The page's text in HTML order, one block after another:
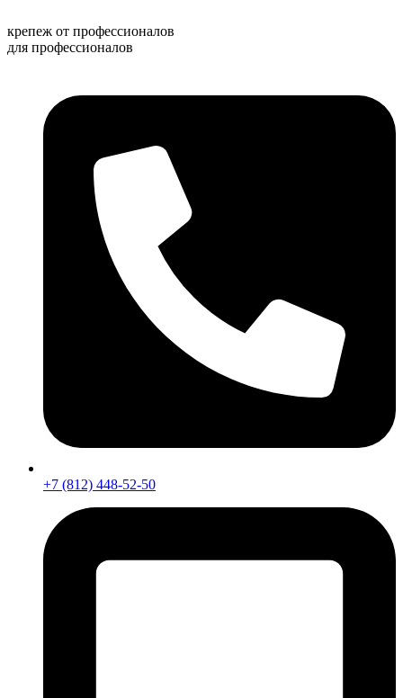
к
содержимому
крепеж от профессионалов
для профессионалов
+7 (812) 448-52-50